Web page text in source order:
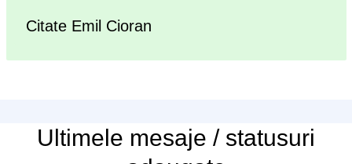
Citate Emil Cioran
Ultimele mesaje / statusuri